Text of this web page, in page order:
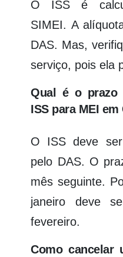
O ISS é
SIMEI. A
DAS. Mas,
serviço, pois ela
Qual é o prazo
ISS para MEI
O ISS deve
pelo DAS. O
mês seguinte.
janeiro deve
fevereiro.
Como cancelar